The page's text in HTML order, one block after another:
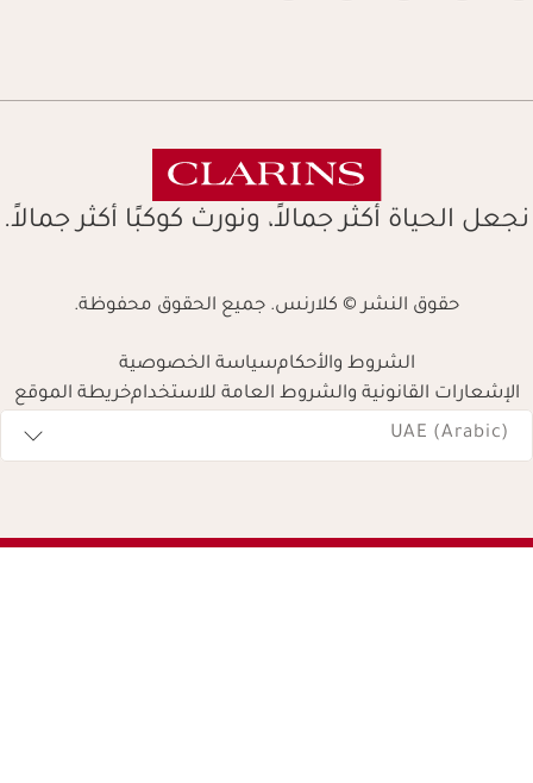
نجعل الحياة أكثر جمالاً، ونورث كوكبًا أكثر جمالاً.
حقوق النشر © كلارنس. جميع الحقوق محفوظة.
الشروط والأحكامسياسة الخصوصية
الإشعارات القانونية والشروط العامة للاستخدامخريطة الموقع
UAE (Arabic)